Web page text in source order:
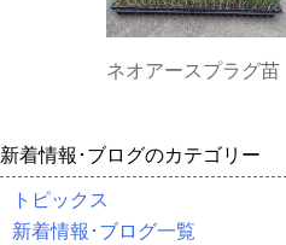
ネオアースプラグ苗
新着情報･ブログのカテゴリー
トピックス
新着情報･ブログ一覧